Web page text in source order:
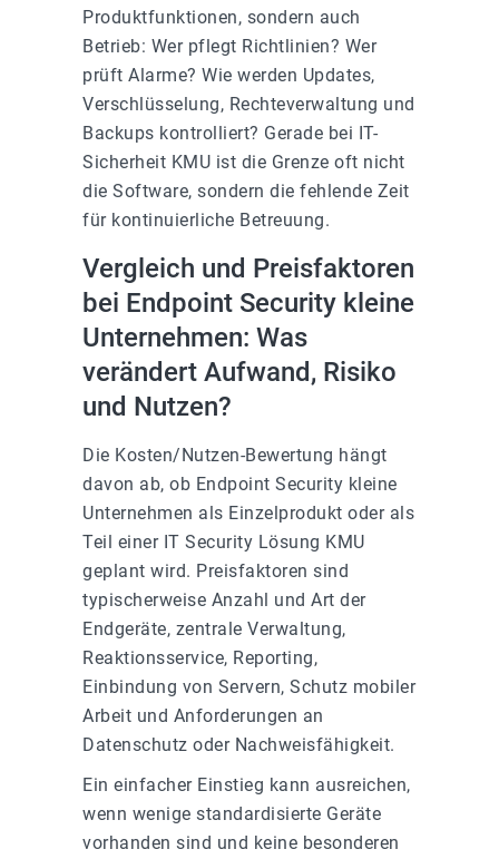
Produktfunktionen, sondern auch
Betrieb: Wer pflegt Richtlinien? Wer
prüft Alarme? Wie werden Updates,
Verschlüsselung, Rechteverwaltung und
Backups kontrolliert? Gerade bei IT-
Sicherheit KMU ist die Grenze oft nicht
die Software, sondern die fehlende Zeit
für kontinuierliche Betreuung.
Vergleich und Preisfaktoren
bei Endpoint Security kleine
Unternehmen: Was
verändert Aufwand, Risiko
und Nutzen?
Die Kosten/Nutzen-Bewertung hängt
davon ab, ob Endpoint Security kleine
Unternehmen als Einzelprodukt oder als
Teil einer IT Security Lösung KMU
geplant wird. Preisfaktoren sind
typischerweise Anzahl und Art der
Endgeräte, zentrale Verwaltung,
Reaktionsservice, Reporting,
Einbindung von Servern, Schutz mobiler
Arbeit und Anforderungen an
Datenschutz oder Nachweisfähigkeit.
Ein einfacher Einstieg kann ausreichen,
wenn wenige standardisierte Geräte
vorhanden sind und keine besonderen